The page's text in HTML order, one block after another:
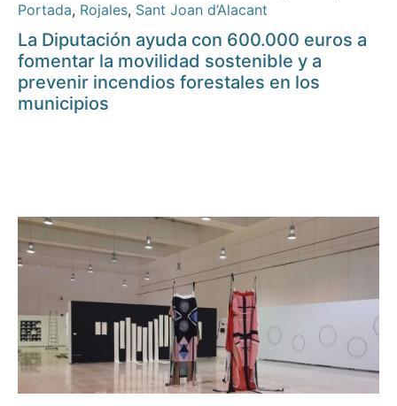
Portada, Rojales, Sant Joan d’Alacant
La Diputación ayuda con 600.000 euros a
fomentar la movilidad sostenible y a
prevenir incendios forestales en los
municipios